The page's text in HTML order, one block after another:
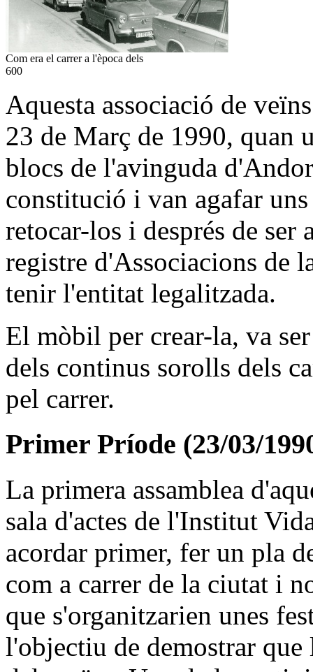
Com era el carrer a l'època dels
600
Aquesta associació de
23 de Març de 1990, quan
blocs de l'avinguda
constitució i van agafar
retocar-los i després de ser
registre d'Associacions de
tenir l'entitat legalitzada.
El mòbil per crear-la, va
dels continus sorolls dels
pel carrer.
Primer Príode (23/03/
La primera assamblea
sala d'actes de l'Institut
acordar primer, fer un pla
com a carrer de la ciutat i
que s'organitzarien unes
l'objectiu de demostrar